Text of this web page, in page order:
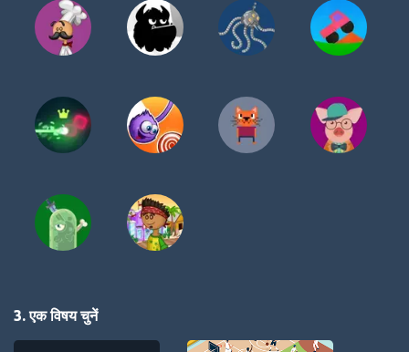
3. एक विषय चुनें